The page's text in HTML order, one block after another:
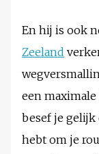
En hij is ook
Zeeland
een
besef je gelijk
hebt om je